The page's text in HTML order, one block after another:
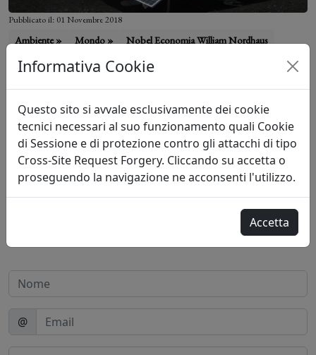
Informativa Cookie
Questo sito si avvale esclusivamente dei cookie
tecnici necessari al suo funzionamento quali Cookie
di Sessione e di protezione contro gli attacchi di tipo
Cross-Site Request Forgery. Cliccando su accetta o
proseguendo la navigazione ne acconsenti l'utilizzo.
Accetta
Pubblicato il: 01 Novembre 2018
Ambiente » Mondo » Nobel Economia William Nordhaus
Clima e innovazione
A Stoccolma è stata premiata l’economia al servizio dell’ambiente e
della trasformazione.
« »
@